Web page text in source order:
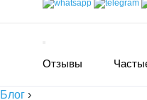
Отзывы
Блог ›